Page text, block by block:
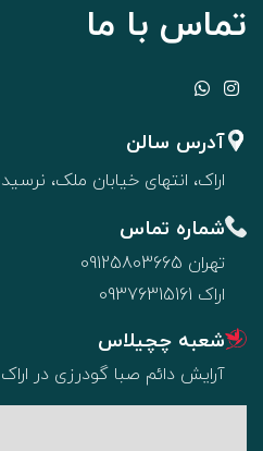
تماس با ما
آدرس سالن
اراک، انتهای خیابان ملک،
شماره تماس
تهران 09125803665
اراک 09376315161
شعبه چچیلاس
آرایش دائم صبا گودرزی در اراک